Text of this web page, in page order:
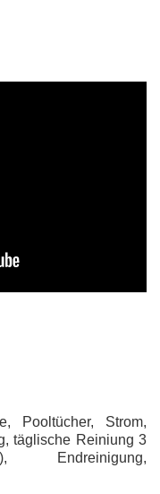
Pooltücher, Strom,
täglische Reiniung 3
Endreinigung,